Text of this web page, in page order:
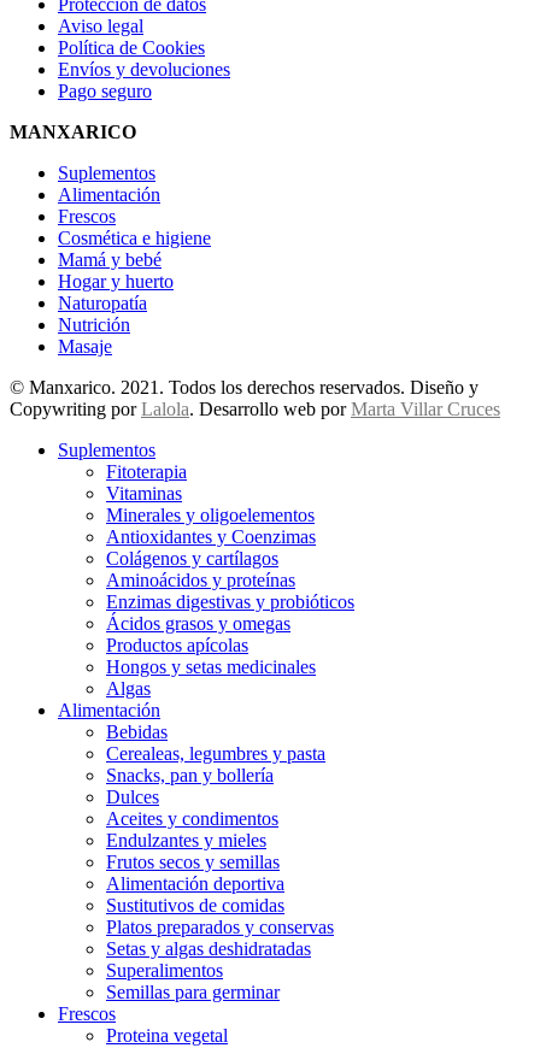
Protección de datos
Aviso legal
Política de Cookies
Envíos y devoluciones
Pago seguro
MANXARICO
Suplementos
Alimentación
Frescos
Cosmética e higiene
Mamá y bebé
Hogar y huerto
Naturopatía
Nutrición
Masaje
© Manxarico. 2021. Todos los derechos reservados. Diseño y
Copywriting porLalola. Desarrollo web porMarta Villar Cruces
Suplementos
Fitoterapia
Vitaminas
Minerales y oligoelementos
Antioxidantes y Coenzimas
Colágenos y cartílagos
Aminoácidos y proteínas
Enzimas digestivas y probióticos
Ácidos grasos y omegas
Productos apícolas
Hongos y setas medicinales
Algas
Alimentación
Bebidas
Cerealeas, legumbres y pasta
Snacks, pan y bollería
Dulces
Aceites y condimentos
Endulzantes y mieles
Frutos secos y semillas
Alimentación deportiva
Sustitutivos de comidas
Platos preparados y conservas
Setas y algas deshidratadas
Superalimentos
Semillas para germinar
Frescos
Proteina vegetal